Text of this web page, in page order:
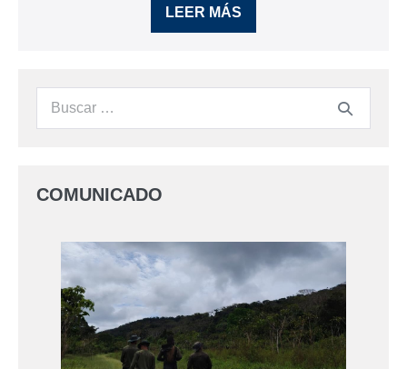
LEER MÁS
COMUNICADO